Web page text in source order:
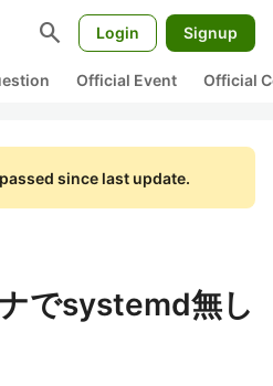
search Login Signup
Official Event Official
since last update.
でsystemd無し